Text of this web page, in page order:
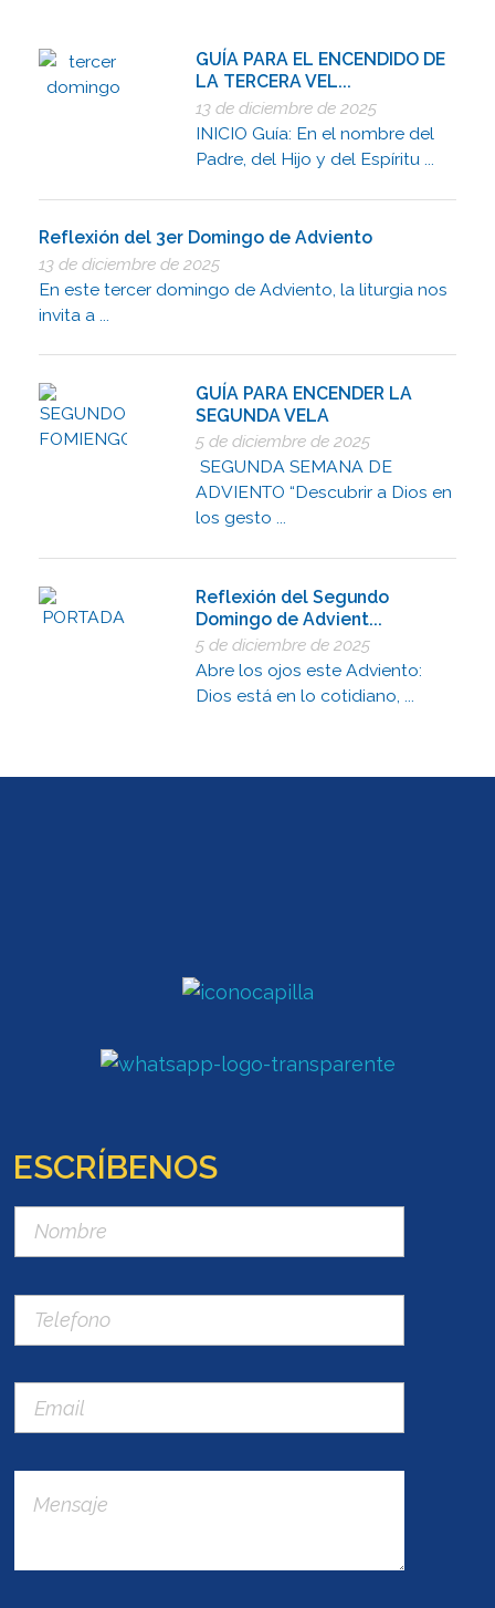
GUÍA PARA EL ENCENDIDO DE
LA TERCERA VEL...
13 de diciembre de 2025
INICIO Guía: En el nombre del
Padre, del Hijo y del Espíritu ...
Reflexión del 3er Domingo de Adviento
13 de diciembre de 2025
En este tercer domingo de Adviento, la liturgia nos
invita a ...
GUÍA PARA ENCENDER LA
SEGUNDA VELA
5 de diciembre de 2025
SEGUNDA SEMANA DE
ADVIENTO “Descubrir a Dios en
los gesto ...
Reflexión del Segundo
Domingo de Advient...
5 de diciembre de 2025
Abre los ojos este Adviento:
Dios está en lo cotidiano, ...
ESCRÍBENOS